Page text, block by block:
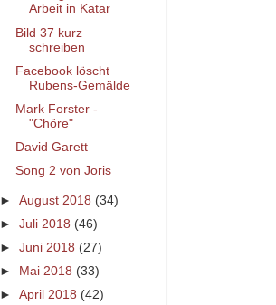
Arbeit in Katar
Bild 37 kurz
schreiben
Facebook löscht
Rubens-Gemälde
Mark Forster -
"Chöre"
David Garett
Song 2 von Joris
►August 2018 (34)
►Juli 2018 (46)
►Juni 2018 (27)
►
Mai 2018 (33)
►April 2018 (42)